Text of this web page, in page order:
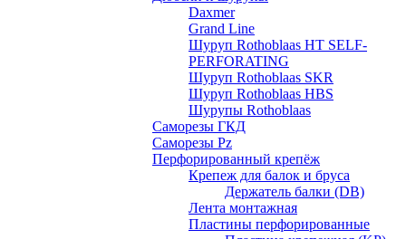
Daxmer
Grand Line
Шуруп Rothoblaas HT SELF-
PERFORATING
Шуруп Rothoblaas SKR
Шуруп Rothoblaas НВS
Шурупы Rothoblaas
Саморeзы ГКД
Саморезы Pz
Перфорированный крепёж
Крепеж для балок и бруса
Держатель балки (DB)
Лента монтажнaя
Пластины перфорированные